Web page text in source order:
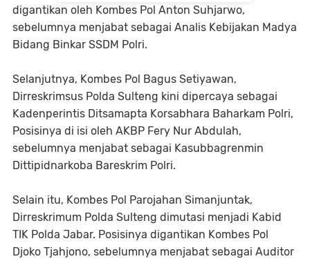
digantikan oleh Kombes Pol Anton Suhjarwo,
sebelumnya menjabat sebagai Analis Kebijakan Madya
Bidang Binkar SSDM Polri.
Selanjutnya, Kombes Pol Bagus Setiyawan,
Dirreskrimsus Polda Sulteng kini dipercaya sebagai
Kadenperintis Ditsamapta Korsabhara Baharkam Polri,
Posisinya di isi oleh AKBP Fery Nur Abdulah,
sebelumnya menjabat sebagai Kasubbagrenmin
Dittipidnarkoba Bareskrim Polri.
Selain itu, Kombes Pol Parojahan Simanjuntak,
Dirreskrimum Polda Sulteng dimutasi menjadi Kabid
TIK Polda Jabar. Posisinya digantikan Kombes Pol
Djoko Tjahjono, sebelumnya menjabat sebagai Auditor